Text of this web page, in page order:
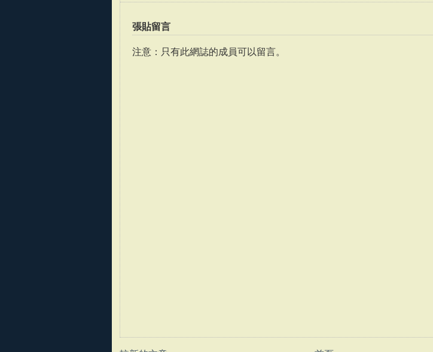
張貼留言
注意：只有此網誌的成員可以留言。